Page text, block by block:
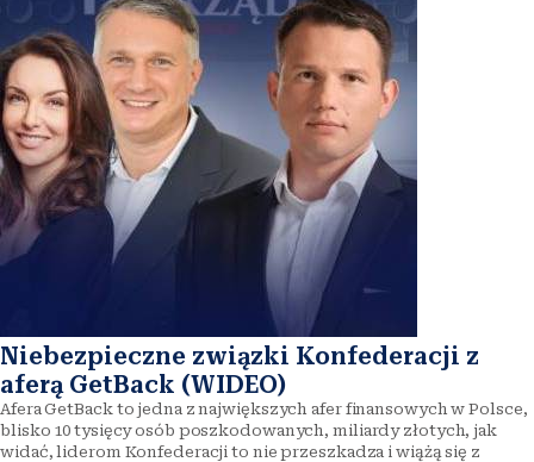
Niebezpieczne związki Konfederacji z
aferą GetBack (WIDEO)
Afera GetBack to jedna z największych afer finansowych w Polsce,
blisko 10 tysięcy osób poszkodowanych, miliardy złotych, jak
widać, liderom Konfederacji to nie przeszkadza i wiążą się z